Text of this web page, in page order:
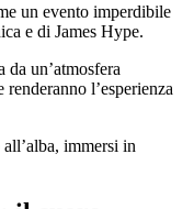
un evento imperdibile
e di James Hype.
da un’atmosfera
l’esperienza
immersi in